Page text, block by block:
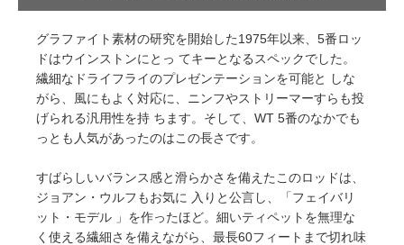
グラファイト素材の研究を開始した1975年以来、5番ロッ
ドはウインストンにとっ てキーとなるスペックでした。
繊細なドライフライのプレゼンテーションを可能と しな
がら、風にもよく対応に、ニンフやストリーマーすらも投
げられる汎用性を持 ちます。そして、WT 5番のなかでも
っとも人気があったのはこの長さです。
すばらしいバランス感と滑らかさを備えたこのロッドは、
ジョアン・ウルフもお気に 入りと公言し、「フェイバリ
ット・モデル 」を作ったほど。細いティペットを無理な
く使える繊細さを備えながら、最長60フィートまで切れ味